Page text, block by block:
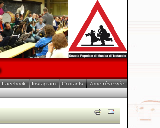
Facebook Instagram Contacts
Zone réservée